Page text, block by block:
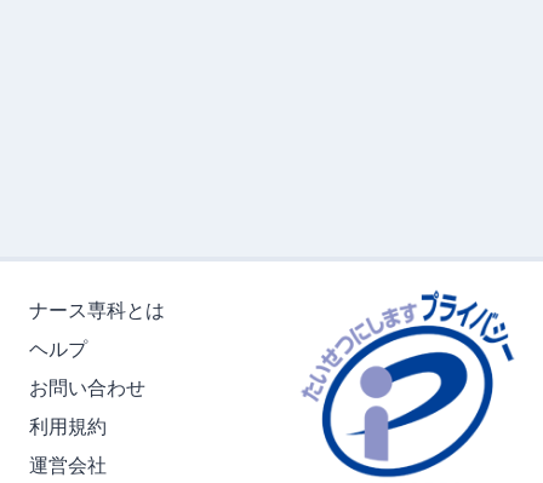
ナース専科とは
ヘルプ
お問い合わせ
利用規約
運営会社